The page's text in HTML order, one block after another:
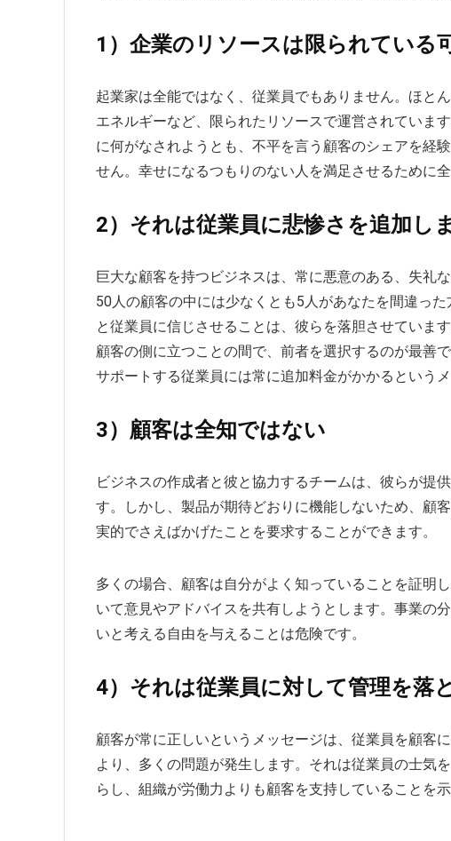
1）企業のリソースは限られている
起業家は全能ではなく、従業員でもありません。ほと
エネルギーなど、限られたリソースで運営されていま
に何がなされようとも、不平を言う顧客のシェアを経
せん。幸せになるつもりのない人を満足させるために
2）それは従業員に悲惨さを追加し
巨大な顧客を持つビジネスは、常に悪意のある、失礼
50人の顧客の中には少なくとも5人があなたを間違っ
と従業員に信じさせることは、彼らを落胆させていま
顧客の側に立つことの間で、前者を選択するのが最善
サポートする従業員には常に追加料金がかかるという
3）顧客は全知ではない
ビジネスの作成者と彼と協力するチームは、彼らが提
す。しかし、製品が期待どおりに機能しないため、顧
実的でさえばかげたことを要求することができます。
多くの場合、顧客は自分がよく知っていることを証明
いて意見やアドバイスを共有しようとします。事業の
いと考える自由を与えることは危険です。
4）それは従業員に対して管理を落
顧客が常に正しいというメッセージは、従業員を顧客
より、多くの問題が発生します。それは従業員の士気
らし、組織が労働力よりも顧客を支持していることを示